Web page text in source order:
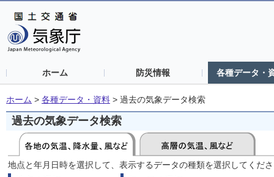
ホーム 防災情報 各種データ・
ホーム > 各種データ・資料 > 過去の気象データ検索
過去の気象データ検索
地点と年月日時を選択して、表示するデータの種類を選択してくだ